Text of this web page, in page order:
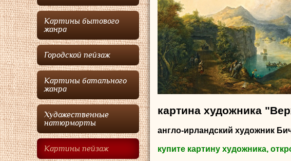
Картины бытового
жанра
Городской пейзаж
Картины батального
жанра
Художественные
натюрморты
Картины пейзаж
картина художника
англо-ирландский художник
купите картину художника,